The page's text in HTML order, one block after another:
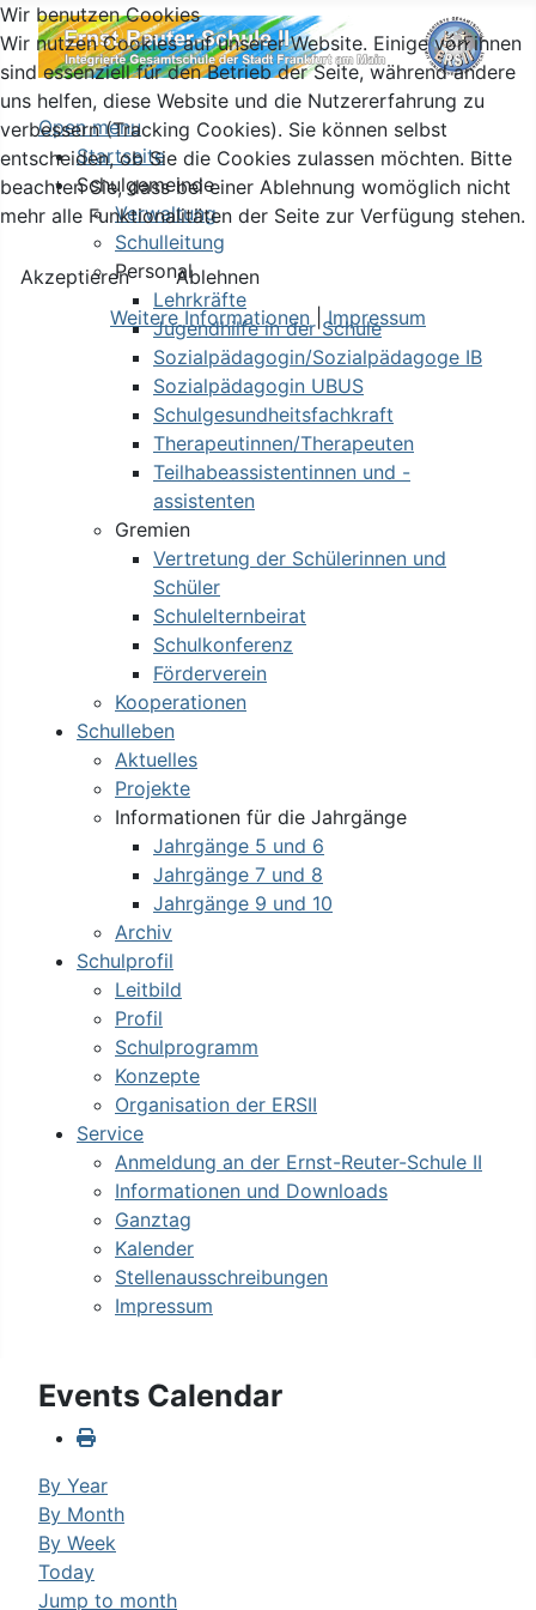
Open menu
Startseite
Schulgemeinde
Verwaltung
Schulleitung
Personal
Lehrkräfte
Jugendhilfe in der Schule
Sozialpädagogin/Sozialpädagoge IB
Sozialpädagogin UBUS
Schulgesundheitsfachkraft
Therapeutinnen/Therapeuten
Teilhabeassistentinnen und -
assistenten
Gremien
Vertretung der Schülerinnen und
Schüler
Schulelternbeirat
Schulkonferenz
Förderverein
Kooperationen
Schulleben
Aktuelles
Projekte
Informationen für die Jahrgänge
Jahrgänge 5 und 6
Jahrgänge 7 und 8
Jahrgänge 9 und 10
Archiv
Schulprofil
Leitbild
Profil
Schulprogramm
Konzepte
Organisation der ERSII
Service
Anmeldung an der Ernst-Reuter-Schule II
Informationen und Downloads
Ganztag
Kalender
Stellenausschreibungen
Impressum
Events Calendar
By Year
By Month
By Week
Today
Jump to month
Wir benutzen Cookies
Wir nutzen Cookies auf unserer Website. Einige von ihnen
sind essenziell für den Betrieb der Seite, während andere
uns helfen, diese Website und die Nutzererfahrung zu
verbessern (Tracking Cookies). Sie können selbst
entscheiden, ob Sie die Cookies zulassen möchten. Bitte
beachten Sie, dass bei einer Ablehnung womöglich nicht
mehr alle Funktionalitäten der Seite zur Verfügung stehen.
Akzeptieren
Ablehnen
Weitere Informationen |Impressum